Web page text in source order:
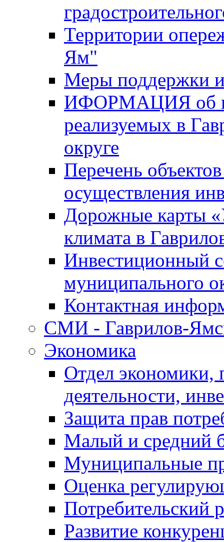
Территории
Ям"
Меры поддержки
ИФОРМАЦИЯ об
реализуемых в
округе
Перечень
осуществления
Дорожные карты
климата в
Инвестиционный
муниципального
Контактная
СМИ - Гаврилов-
Экономика
Отдел экономики,
деятельности,
Защита прав
Малый и средний
Муниципальные
Оценка
Потребительский
Развитие